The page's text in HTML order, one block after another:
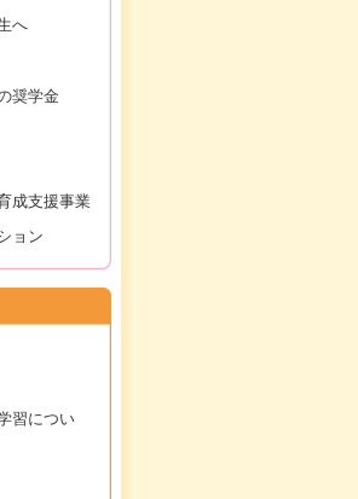
へ
奨学金
成支援事業
ョン
習につい